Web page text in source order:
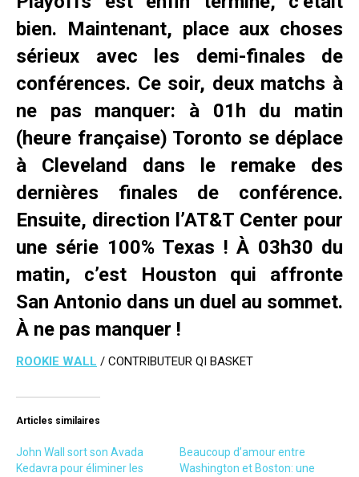
bien. Maintenant, place aux choses
sérieux avec les demi-finales de
conférences. Ce soir, deux matchs à
ne pas manquer: à 01h du matin
(heure française) Toronto se déplace
à Cleveland dans le remake des
dernières finales de conférence.
Ensuite, direction l’AT&T Center pour
une série 100% Texas ! À 03h30 du
matin, c’est Houston qui affronte
San Antonio dans un duel au sommet.
À ne pas manquer !
ROOKIE WALL / CONTRIBUTEUR QI BASKET
Articles similaires
John Wall sort son Avada
Kedavra pour éliminer les
Beaucoup d’amour entre
Washington et Boston: une